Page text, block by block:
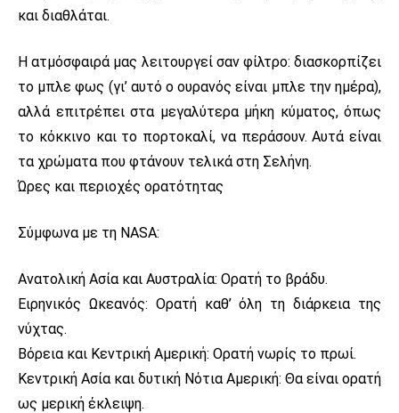
και διαθλάται.
Η ατμόσφαιρά μας λειτουργεί σαν φίλτρο: διασκορπίζει
το μπλε φως (γι’ αυτό ο ουρανός είναι μπλε την ημέρα),
αλλά επιτρέπει στα μεγαλύτερα μήκη κύματος, όπως
το κόκκινο και το πορτοκαλί, να περάσουν. Αυτά είναι
τα χρώματα που φτάνουν τελικά στη Σελήνη.
Ώρες και περιοχές ορατότητας
Σύμφωνα με τη NASA:
Ανατολική Ασία και Αυστραλία: Ορατή το βράδυ.
Ειρηνικός Ωκεανός: Ορατή καθ’ όλη τη διάρκεια της
νύχτας.
Βόρεια και Κεντρική Αμερική: Ορατή νωρίς το πρωί.
Κεντρική Ασία και δυτική Νότια Αμερική: Θα είναι ορατή
ως μερική έκλειψη.